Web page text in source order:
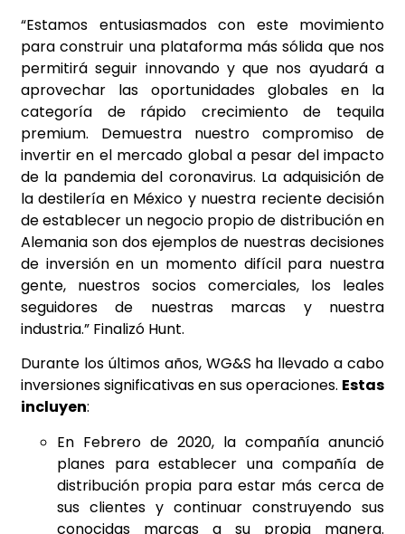
“Estamos entusiasmados con este movimiento
para construir una plataforma más sólida que nos
permitirá seguir innovando y que nos ayudará a
aprovechar las oportunidades globales en la
categoría de rápido crecimiento de tequila
premium. Demuestra nuestro compromiso de
invertir en el mercado global a pesar del impacto
de la pandemia del coronavirus. La adquisición de
la destilería en México y nuestra reciente decisión
de establecer un negocio propio de distribución en
Alemania son dos ejemplos de nuestras decisiones
de inversión en un momento difícil para nuestra
gente, nuestros socios comerciales, los leales
seguidores de nuestras marcas y nuestra
industria.” Finalizó Hunt.
Durante los últimos años, WG&S ha llevado a cabo
inversiones significativas en sus operaciones. Estas
incluyen:
En Febrero de 2020, la compañía anunció
planes para establecer una compañía de
distribución propia para estar más cerca de
sus clientes y continuar construyendo sus
conocidas marcas a su propia manera.